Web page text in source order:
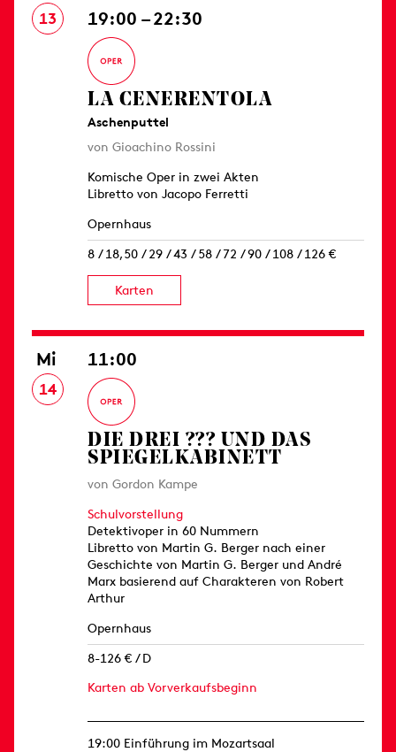
13 19:00 – 22:30
LA CENERENTOLA
Aschenputtel
von Gioachino Rossini
Komische Oper in zwei Akten
Libretto von Jacopo Ferretti
Opernhaus
8 / 18,50 / 29 / 43 / 58 / 72 / 90 / 108 / 126 €
Karten
Mi
14
11:00
DIE DREI ??? UND DAS
SPIEGELKABINETT
von Gordon Kampe
Schulvorstellung
Detektivoper in 60 Nummern
Libretto von Martin G. Berger nach einer
Geschichte von Martin G. Berger und André
Marx basierend auf Charakteren von Robert
Arthur
Opernhaus
8-126 € / D
Karten ab Vorverkaufsbeginn
19:00 Einführung im Mozartsaal